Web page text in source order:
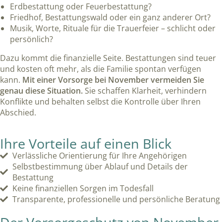
Erdbestattung oder Feuerbestattung?
Friedhof, Bestattungswald oder ein ganz anderer Ort?
Musik, Worte, Rituale für die Trauerfeier – schlicht oder
persönlich?
Dazu kommt die finanzielle Seite. Bestattungen sind teuer
und kosten oft mehr, als die Familie spontan verfügen
kann. Mit einer Vorsorge bei November vermeiden Sie
genau diese Situation. Sie schaffen Klarheit, verhindern
Konflikte und behalten selbst die Kontrolle über Ihren
Abschied.
Ihre Vorteile auf einen Blick
Verlässliche Orientierung für Ihre Angehörigen
Selbstbestimmung über Ablauf und Details der
Bestattung
Keine finanziellen Sorgen im Todesfall
Transparente, professionelle und persönliche Beratung